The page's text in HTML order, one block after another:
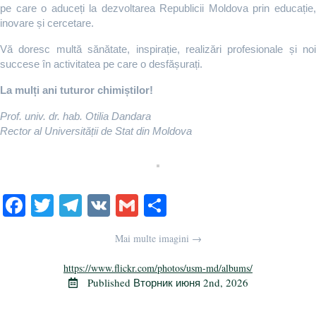
pe care o aduceți la dezvoltarea Republicii Moldova prin educație,
inovare și cercetare.
Vă doresc multă sănătate, inspirație, realizări profesionale și noi
succese în activitatea pe care o desfășurați.
La mulți ani tuturor chimiștilor!
Prof. univ. dr. hab. Otilia Dandara
Rector al Universității de Stat din Moldova
Fa T Te
a
m
V
K
G
m
ail
тп
р
а
в
Mai multe imagini →
https://www.flickr.com/photos/usm-md/albums/
Published Вторник июня 2nd, 2026